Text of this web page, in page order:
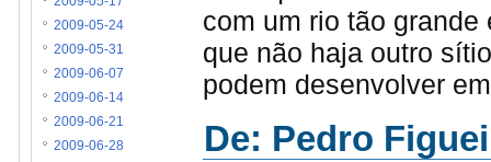
com um rio tão
que não haja outro
podem desenvolver
De: Pedro
2009-05-24
2009-05-31
2009-06-07
2009-06-14
2009-06-21
2009-06-28